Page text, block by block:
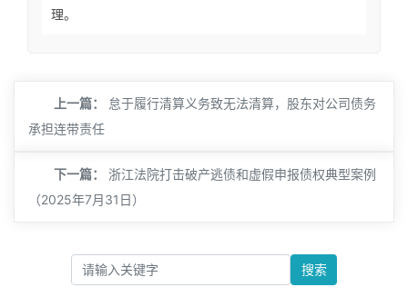
理。
上一篇：
怠于履行清算义务致无法清算，股东对公司债务
承担连带责任
下一篇：
浙江法院打击破产逃债和虚假申报债权典型案例
（2025年7月31日）
搜索